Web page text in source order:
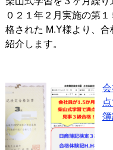
０２１年２月実施の第
格された M.Y様より、
紹介します。